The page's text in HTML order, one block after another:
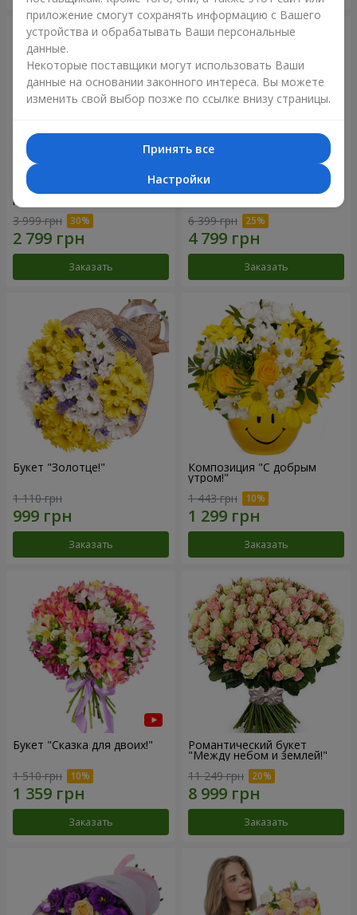
Цветы в коробке "25
красных роз!"
3 999 грн
Заказать
Композиция в коробке
6 399 грн
Заказать
Букет "Золотце!"
1 110 грн
Заказать
Композиция "С добрым
утром!"
1 443 грн
Заказать
Букет "Сказка для двоих!"
1 510 грн
Заказать
Романтический букет
"Между небом и землей!"
11 249 грн
Заказать
приложение смогут сохранять информацию с Вашего
устройства и обрабатывать Ваши персональные
данные.
Некоторые поставщики могут использовать Ваши
данные на основании законного интереса. Вы можете
изменить свой выбор позже по ссылке внизу страницы.
Принять все
Настройки